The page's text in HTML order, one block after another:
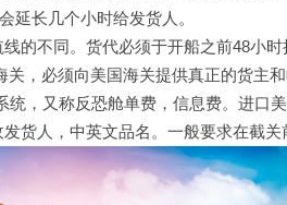
延长几个小时给发货人。
的不同。货代必须于开船之前48小
，必须向美国海关提供真正的货主和
，又称反恐舱单费，信息费。进口
货人，中英文品名。一般要求在截关